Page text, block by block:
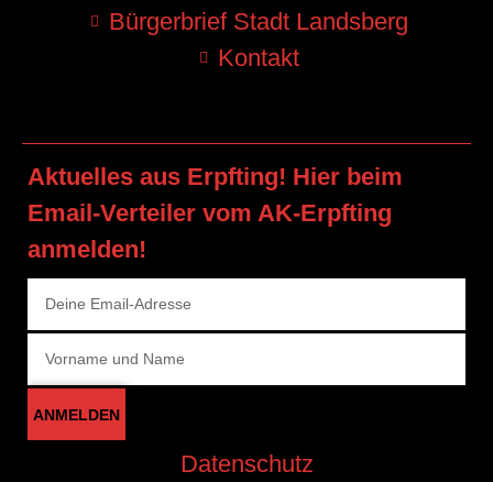
Bürgerbrief Stadt Landsberg
Kontakt
Aktuelles aus Erpfting! Hier beim
Email-Verteiler vom AK-Erpfting
anmelden!
ANMELDEN
Datenschutz